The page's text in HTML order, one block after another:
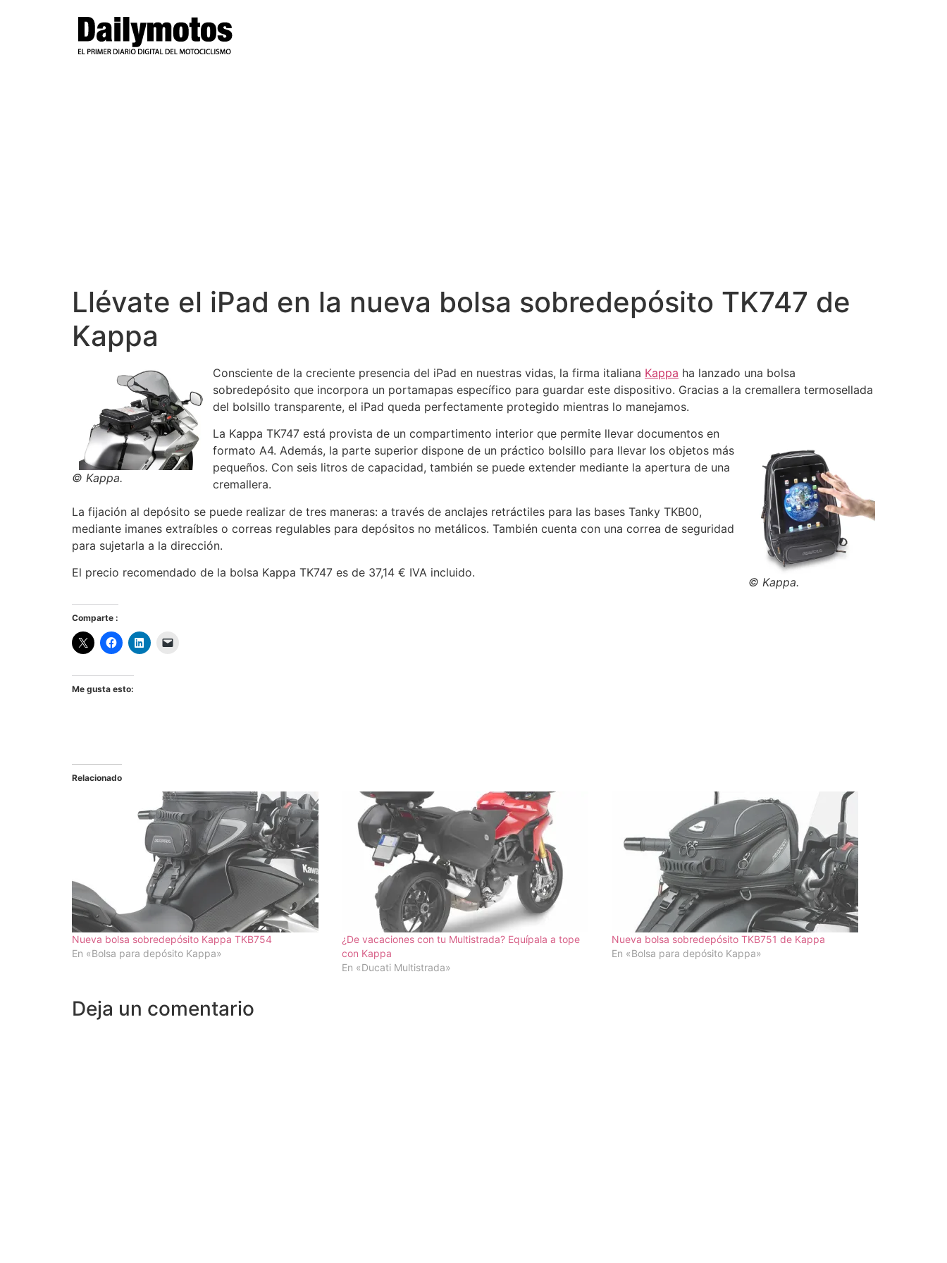
Llévate el iPad en la nueva bolsa sobredepósito TK747 de
Kappa
© Kappa.
Consciente de la creciente presencia del iPad en nuestras vidas, la firma italiana Kappa ha lanzado una bolsa
sobredepósito que incorpora un portamapas específico para guardar este dispositivo. Gracias a la cremallera termosellada
del bolsillo transparente, el iPad queda perfectamente protegido mientras lo manejamos.
© Kappa.
La Kappa TK747 está provista de un compartimento interior que permite llevar documentos en
formato A4. Además, la parte superior dispone de un práctico bolsillo para llevar los objetos más
pequeños. Con seis litros de capacidad, también se puede extender mediante la apertura de una
cremallera.
La fijación al depósito se puede realizar de tres maneras: a través de anclajes retráctiles para las bases Tanky TKB00,
mediante imanes extraíbles o correas regulables para depósitos no metálicos. También cuenta con una correa de seguridad
para sujetarla a la dirección.
El precio recomendado de la bolsa Kappa TK747 es de 37,14 € IVA incluido.
Comparte :
Me gusta esto:
Relacionado
Nueva bolsa sobredepósito Kappa TKB754
En «Bolsa para depósito Kappa»
¿De vacaciones con tu Multistrada? Equípala a tope
con Kappa
En «Ducati Multistrada»
Nueva bolsa sobredepósito TKB751 de Kappa
En «Bolsa para depósito Kappa»
Deja un comentario